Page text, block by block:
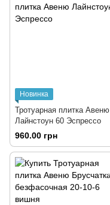
Новинка
Тротуарная плитка Авеню
Лайнстоун 60 Эспрессо
960.00 грн